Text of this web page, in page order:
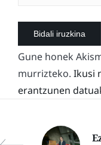
Gune honek
murrizteko. Ikusi
erantzunen